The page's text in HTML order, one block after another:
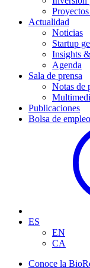
Actualidad
Noticias
Startup
Insights
Agenda
Sala de prensa
Notas de
Publicaciones
Bolsa de empleo
ES
EN
CA
Conoce la